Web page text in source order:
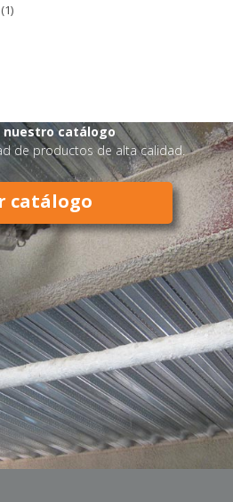
1
nuestro catálogo
de productos de alta calidad.
catálogo